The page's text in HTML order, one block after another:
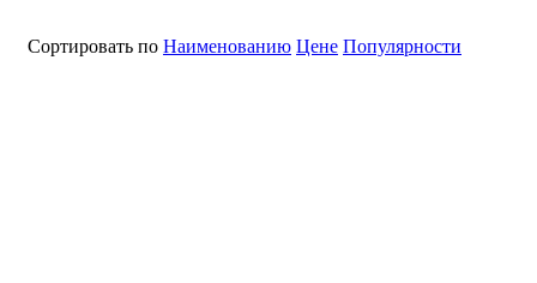
Сортировать по Наименованию Цене Популярности